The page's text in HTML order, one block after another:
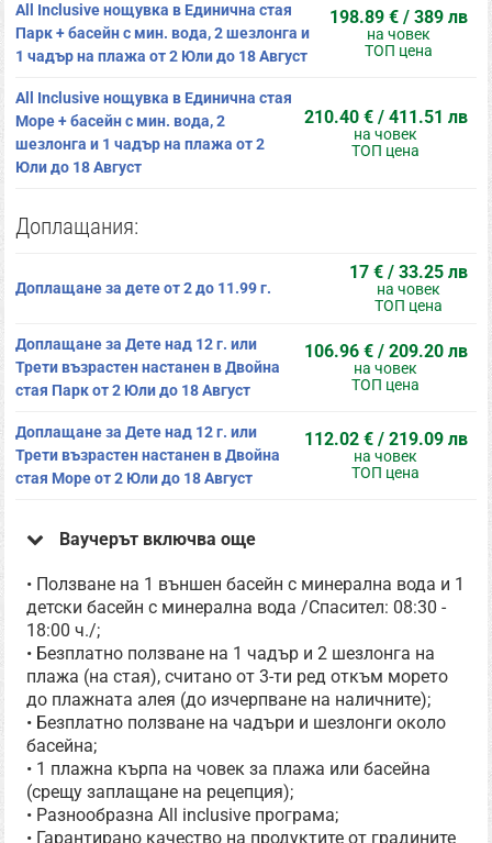
All Inclusive нощувка в Единична стая
Парк + басейн с мин. вода, 2 шезлонга и
1 чадър на плажа от 2 Юли до 18 Август
198.89 € / 389 лв
на човек
ТОП цена
All Inclusive нощувка в Единична стая
Море + басейн с мин. вода, 2
шезлонга и 1 чадър на плажа от 2
Юли до 18 Август
210.40 € / 411.51 лв
на човек
ТОП цена
Доплащания:
Доплащане за дете от 2 до 11.99 г.
17 € / 33.25 лв
на човек
ТОП цена
Доплащане за Дете над 12 г. или
Трети възрастен настанен в Двойна
стая Парк от 2 Юли до 18 Август
106.96 € / 209.20 лв
на човек
ТОП цена
Доплащане за Дете над 12 г. или
Трети възрастен настанен в Двойна
стая Море от 2 Юли до 18 Август
112.02 € / 219.09 лв
на човек
ТОП цена
Ваучерът включва още
• Ползване на 1 външен басейн с минерална вода и 1
детски басейн с минерална вода /Спасител: 08:30 -
18:00 ч./;
• Безплатно ползване на 1 чадър и 2 шезлонга на
плажа (на стая), считано от 3-ти ред откъм морето
до плажната алея (до изчерпване на наличните);
• Безплатно ползване на чадъри и шезлонги около
басейна;
• 1 плажна кърпа на човек за плажа или басейна
(срещу заплащане на рецепция);
• Разнообразна All inclusive програма;
• Гарантирано качество на продуктите от градините